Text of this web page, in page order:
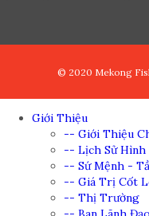
© 2020 Mekong
Giới Thiệu
-- Giới Thiệu
-- Lịch Sử
-- Sứ Mệnh -
-- Giá Trị Cốt
-- Thị Trường